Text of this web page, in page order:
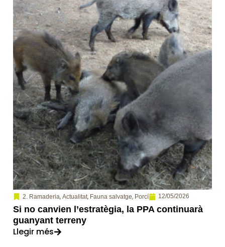
2. Ramaderia, Actualitat, Fauna salvatge, Porcí 12/05/2026
Si no canvien l’estratègia, la PPA continuarà
guanyant terreny
Llegir més